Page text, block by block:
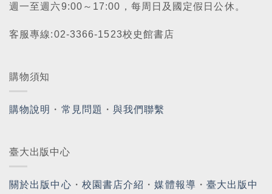
週一至週六9:00～17:00，每周日及國定假日公休。
客服專線:02-3366-1523校史館書店
購物須知
購物說明 ・ 常見問題 ・與我們聯繫
臺大出版中心
關於出版中心 ・ 校園書店介紹 ・媒體報導 ・ 臺大出版中